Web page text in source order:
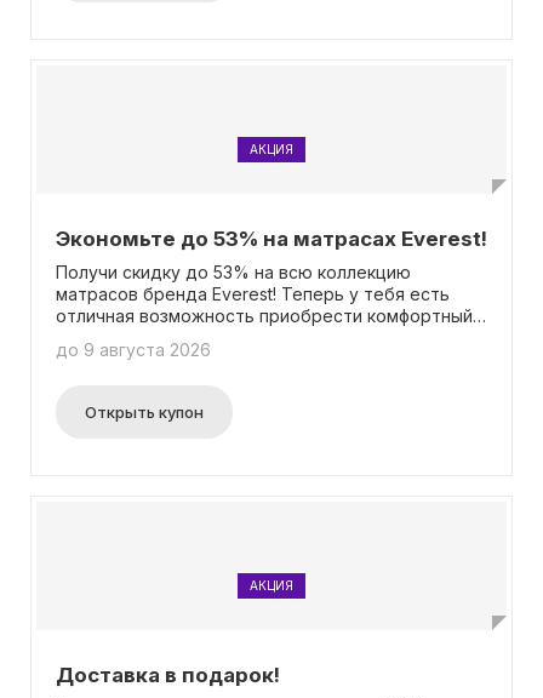
АКЦИЯ
Экономьте до 53% на матрасах Everest!
Получи скидку до 53% на всю коллекцию
матрасов бренда Everest! Теперь у тебя есть
отличная возможность приобрести комфортный
чтобы стать обладателем качественного
сэкономить значительную сумму без
необходимости ввода промокода. Не упусти
до 9 августа 2026
Открыть купон
АКЦИЯ
Доставка в подарок!